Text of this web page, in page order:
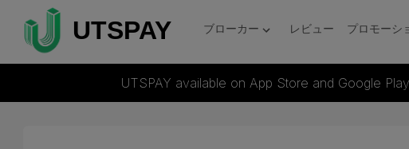
ブローカー レビュー プロモーシ
UTSPAY available on App Store and Google Play